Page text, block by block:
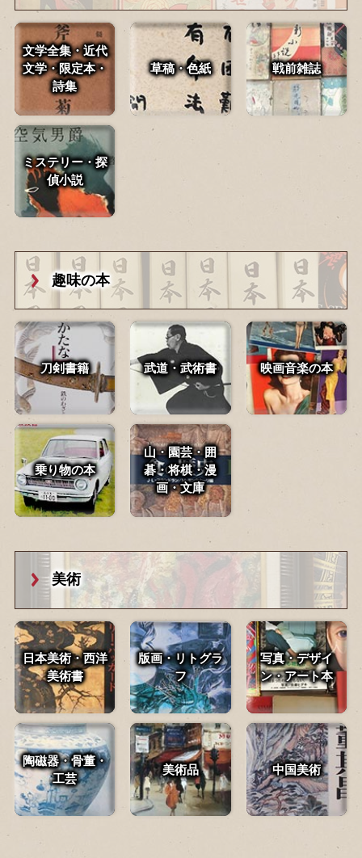
文学全集・近代
文学・ 限定本・
詩集
草稿・色紙 戦前雑誌
ミステリー・探
偵小説
趣味の本
刀剣書籍 武道・武術書 映画音楽の本
乗り物の本
山・園芸・囲
碁・将棋・漫
画・文庫
美術
日本美術・西洋
美術書
版画・リトグラ
フ
写真・デザイ
ン・アート本
陶磁器・骨董・
工芸
美術品 中国美術